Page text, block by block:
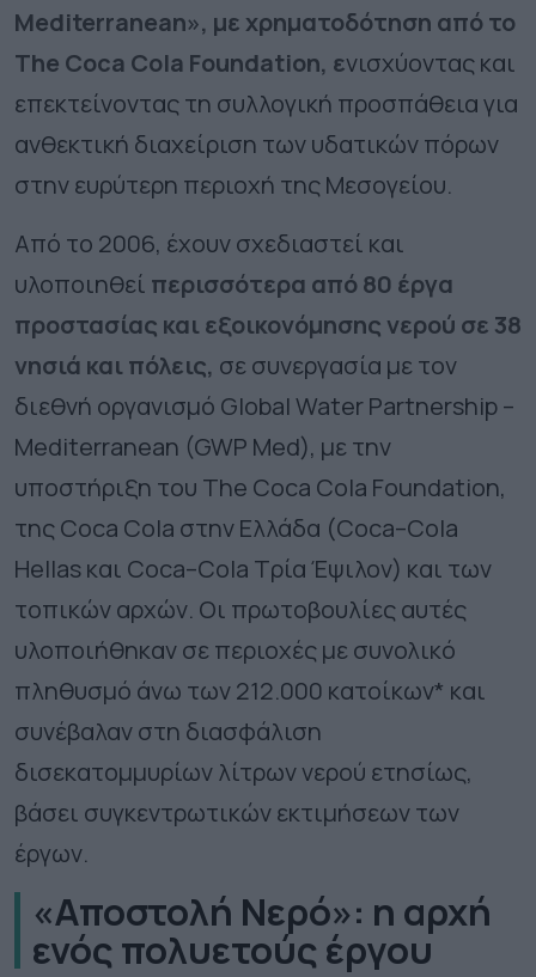
Mediterranean», με χρηματοδότηση από το
The Coca Cola Foundation, ενισχύοντας και
επεκτείνοντας τη συλλογική προσπάθεια για
ανθεκτική διαχείριση των υδατικών πόρων
στην ευρύτερη περιοχή της Μεσογείου.
Από το 2006, έχουν σχεδιαστεί και
υλοποιηθεί περισσότερα από 80 έργα
προστασίας και εξοικονόμησης νερού σε 38
νησιά και πόλεις, σε συνεργασία με τον
διεθνή οργανισμό Global Water Partnership –
Mediterranean (GWP Med), με την
υποστήριξη του The Coca Cola Foundation,
της Coca Cola στην Ελλάδα (Coca–Cola
Hellasκαι Coca–Cola Τρία Έψιλον) και των
τοπικών αρχών. Οι πρωτοβουλίες αυτές
υλοποιήθηκαν σε περιοχές με συνολικό
πληθυσμό άνω των 212.000 κατοίκων* και
συνέβαλαν στη διασφάλιση
δισεκατομμυρίων λίτρων νερού ετησίως,
βάσει συγκεντρωτικών εκτιμήσεων των
έργων.
«Αποστολή Νερό»: η αρχή
ενός πολυετούς έργου